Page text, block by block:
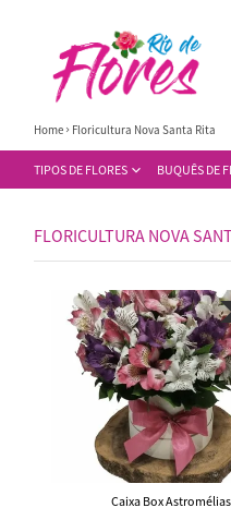
TIPOS DE FLORES BUQUÊS DE
Home Floricultura Nova Santa Rita
FLORICULTURA NOVA
Caixa Box Astromélias